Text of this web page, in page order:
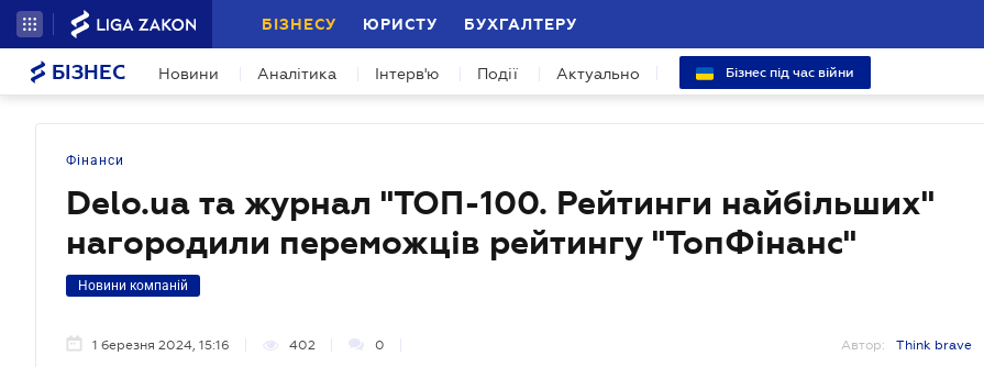
БІЗНЕСУ ЮРИСТУ БУХГАЛТЕРУ
БІЗНЕС Новини Аналітика Інтерв'ю Події Актуально Бізнес під час війни
Фінанси
Delo.ua та журнал "ТОП-100. Рейтинги найбільших"
нагородили переможців рейтингу "ТопФінанс"
Новини компаній
1 березня 2024, 15:16 402 0 Автор: Think brave